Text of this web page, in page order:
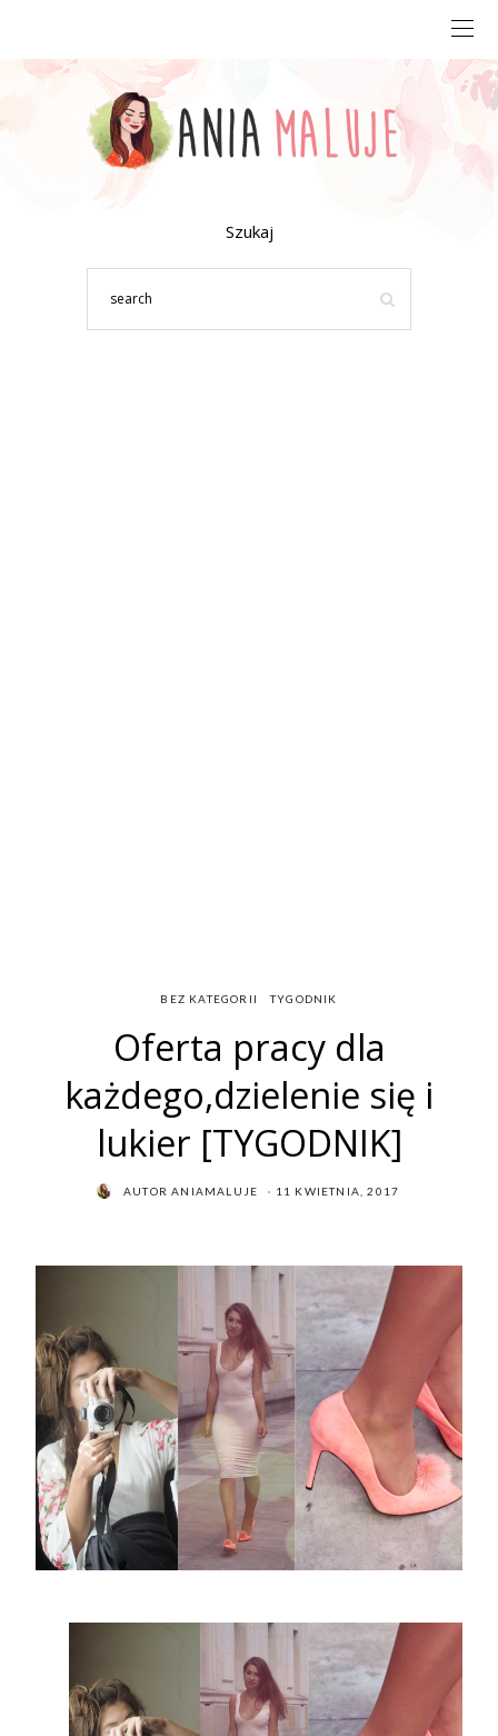
Szukaj
BEZ KATEGORII TYGODNIK
Oferta pracy dla
każdego,dzielenie się i
lukier [TYGODNIK]
AUTORANIAMALUJE
POSTED
11 KWIETNIA, 2017